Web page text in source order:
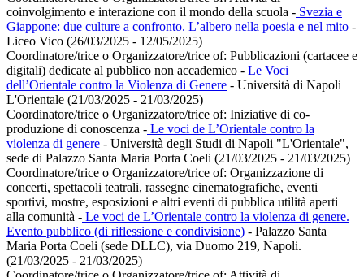
coinvolgimento e interazione con il mondo della scuola - Svezia e
Giappone: due culture a confronto. L’albero nella poesia e nel mito -
Liceo Vico (26/03/2025 - 12/05/2025)
Coordinatore/trice o Organizzatore/trice of: Pubblicazioni (cartacee e
digitali) dedicate al pubblico non accademico - Le Voci
dell’Orientale contro la Violenza di Genere - Università di Napoli
L'Orientale (21/03/2025 - 21/03/2025)
Coordinatore/trice o Organizzatore/trice of: Iniziative di co-
produzione di conoscenza - Le voci de L’Orientale contro la
violenza di genere - Università degli Studi di Napoli "L'Orientale",
sede di Palazzo Santa Maria Porta Coeli (21/03/2025 - 21/03/2025)
Coordinatore/trice o Organizzatore/trice of: Organizzazione di
concerti, spettacoli teatrali, rassegne cinematografiche, eventi
sportivi, mostre, esposizioni e altri eventi di pubblica utilità aperti
alla comunità - Le voci de L’Orientale contro la violenza di genere.
Evento pubblico (di riflessione e condivisione) - Palazzo Santa
Maria Porta Coeli (sede DLLC), via Duomo 219, Napoli.
(21/03/2025 - 21/03/2025)